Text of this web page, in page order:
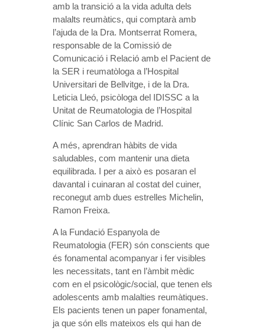
amb la transició a la vida adulta dels
malalts reumàtics, qui comptarà amb
l’ajuda de la Dra. Montserrat Romera,
responsable de la Comissió de
Comunicació i Relació amb el Pacient de
la SER i reumatòloga a l’Hospital
Universitari de Bellvitge, i de la Dra.
Leticia Lleó, psicòloga del IDISSC a la
Unitat de Reumatologia de l’Hospital
Clínic San Carlos de Madrid.
A més, aprendran hàbits de vida
saludables, com mantenir una dieta
equilibrada. I per a això es posaran el
davantal i cuinaran al costat del cuiner,
reconegut amb dues estrelles Michelin,
Ramon Freixa.
A la Fundació Espanyola de
Reumatologia (FER) són conscients que
és fonamental acompanyar i fer visibles
les necessitats, tant en l’àmbit mèdic
com en el psicològic/social, que tenen els
adolescents amb malalties reumàtiques.
Els pacients tenen un paper fonamental,
ja que són ells mateixos els qui han de